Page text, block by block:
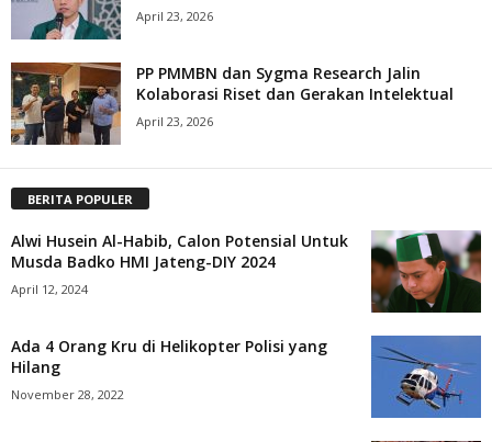
April 23, 2026
PP PMMBN dan Sygma Research Jalin
Kolaborasi Riset dan Gerakan Intelektual
April 23, 2026
BERITA POPULER
Alwi Husein Al-Habib, Calon Potensial Untuk
Musda Badko HMI Jateng-DIY 2024
April 12, 2024
Ada 4 Orang Kru di Helikopter Polisi yang
Hilang
November 28, 2022